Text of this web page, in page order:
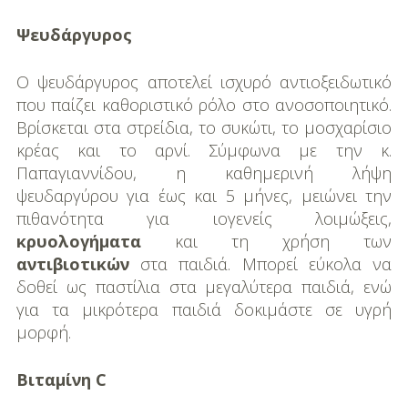
Ψευδάργυρος
Ο ψευδάργυρος αποτελεί ισχυρό αντιοξειδωτικό
που παίζει καθοριστικό ρόλο στο ανοσοποιητικό.
Βρίσκεται στα στρείδια, το συκώτι, το μοσχαρίσιο
κρέας και το αρνί. Σύμφωνα με την κ.
Παπαγιαννίδου, η καθημερινή λήψη
ψευδαργύρου για έως και 5 μήνες, μειώνει την
πιθανότητα για ιογενείς λοιμώξεις,
κρυολογήματακαι τη χρήση των
αντιβιοτικώνστα παιδιά. Μπορεί εύκολα να
δοθεί ως παστίλια στα μεγαλύτερα παιδιά, ενώ
για τα μικρότερα παιδιά δοκιμάστε σε υγρή
μορφή.
Βιταμίνη C